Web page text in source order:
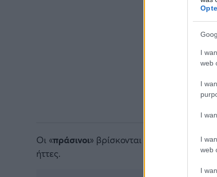
I
web
I
I
I
web
I
Οι «πράσινοι» βρίσκονται στην 10η θέση
ήττες.